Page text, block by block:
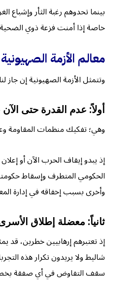
بينما تحدوهم رغبة الثأر وإشباع
خاصة إذا أمنت فزعة ذوي الضحية،
معالم الأزمة الصهيونية
وتتمثل الأزمة الصهيونية إن جاز
أولاً: عدم القدرة حتى
وهي؛ تفكيك منظمات المقاومة
إذ يبدو إيقاف الحرب الآن أو
وأخرى بسبب إخفاقه في إدارة
ثانياً: معضلة إطلاق
شاليط ولا يريدون تكرار هذه
سقف التفاوض في أي صفقة